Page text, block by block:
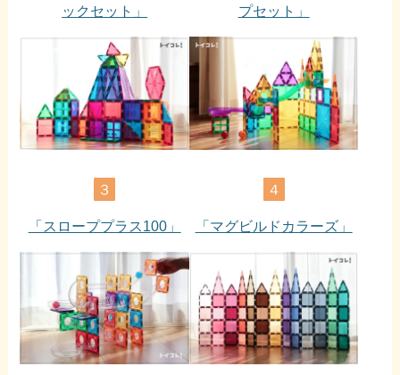
ックセット」
プセット」
３
「スローププラス100」
４
「マグビルドカラーズ」